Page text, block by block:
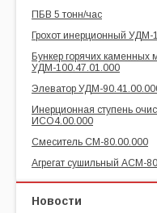
ПБВ 5 тонн/час
Грохот инерционный УДМ-
Бункер горячих каменных
УДМ-100.47.01.000
Элеватор УДМ-
Инерционная ступень
ИСО4.00.000
Смеситель СМ-80.00.000
Агрегат сушильный АСМ-
Новости